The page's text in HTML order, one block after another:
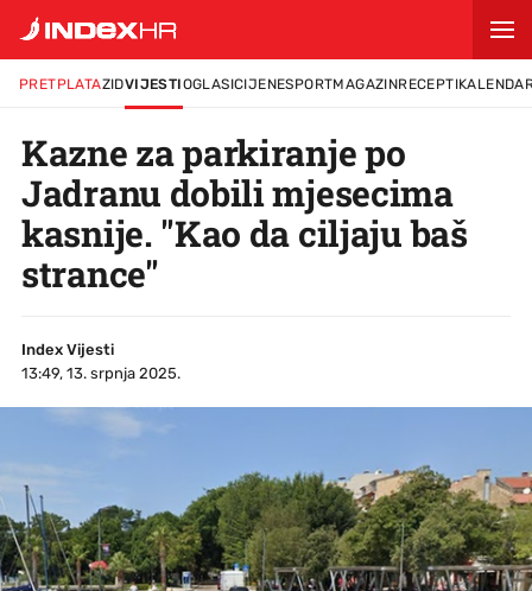
PRETPLATAZIDVIJESTIOGLASICIJENESPORTMAGAZINRECEPTI
Kazne za parkiranje po
Jadranu dobili mjesecima
kasnije. "Kao da ciljaju baš
strance"
Index Vijesti
13:49, 13. srpnja 2025.